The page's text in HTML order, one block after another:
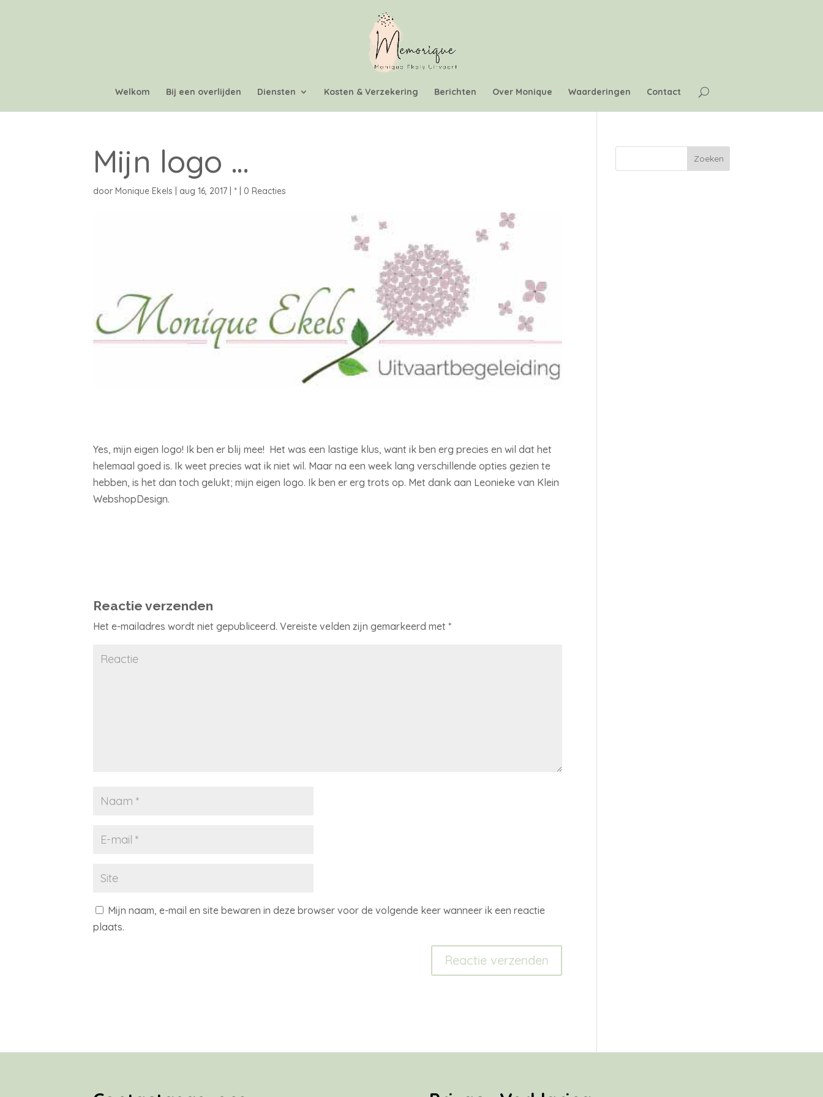
Welkom Bij een overlijden Diensten Kosten & Verzekering Berichten Over Monique Waarderingen Contact
Mijn logo …
door Monique Ekels aug 16, 2017 * 0 Reacties
Yes, mijn eigen logo! Ik ben er blij mee! Het was een lastige klus, want ik ben erg precies en wil dat het
helemaal goed is. Ik weet precies wat ik niet wil. Maar na een week lang verschillende opties gezien te
hebben, is het dan toch gelukt; mijn eigen logo. Ik ben er erg trots op. Met dank aan Leonieke van Klein
WebshopDesign.
Reactie verzenden
Het e-mailadres wordt niet gepubliceerd. Vereiste velden zijn gemarkeerd met *
Mijn naam, e-mail en site bewaren in deze browser voor de volgende keer wanneer ik een reactie
plaats.